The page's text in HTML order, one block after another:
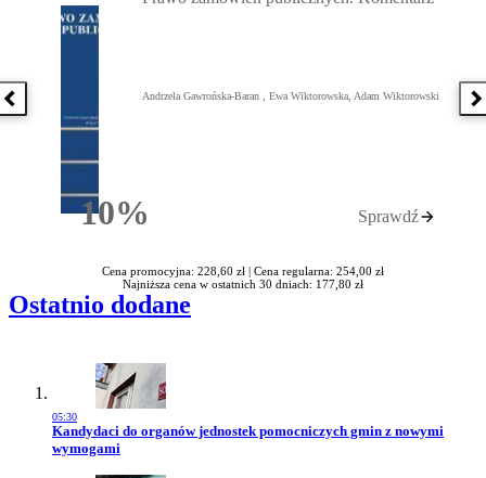
Poprzednia książka
10%Rabatu
Andrzela Gawrońska-Baran , Ewa Wiktorowska, Adam Wiktorowski
Sprawdź
Cena promocyjna: 228,60 zł | Cena regularna: 254,00 zł
Najniższa cena w ostatnich 30 dniach: 177,80 zł
Ostatnio dodane
05:30
Przejdź do artykułu:
Kandydaci do organów jednostek pomocniczych gmin z nowymi
wymogami